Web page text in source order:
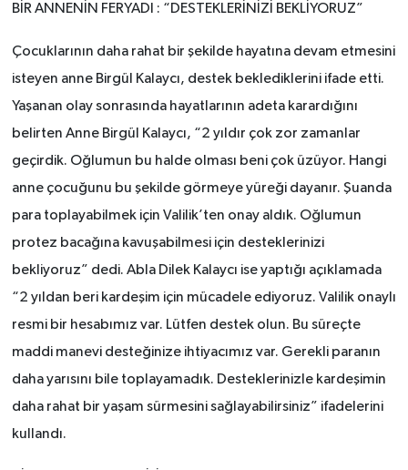
BİR ANNENİN FERYADI : “DESTEKLERİNİZİ BEKLİYORUZ”
Çocuklarının daha rahat bir şekilde hayatına devam etmesini
isteyen anne Birgül Kalaycı, destek beklediklerini ifade etti.
Yaşanan olay sonrasında hayatlarının adeta karardığını
belirten Anne Birgül Kalaycı, “2 yıldır çok zor zamanlar
geçirdik. Oğlumun bu halde olması beni çok üzüyor. Hangi
anne çocuğunu bu şekilde görmeye yüreği dayanır. Şuanda
para toplayabilmek için Valilik’ten onay aldık. Oğlumun
protez bacağına kavuşabilmesi için desteklerinizi
bekliyoruz” dedi. Abla Dilek Kalaycı ise yaptığı açıklamada
“2 yıldan beri kardeşim için mücadele ediyoruz. Valilik onaylı
resmi bir hesabımız var. Lütfen destek olun. Bu süreçte
maddi manevi desteğinize ihtiyacımız var. Gerekli paranın
daha yarısını bile toplayamadık. Desteklerinizle kardeşimin
daha rahat bir yaşam sürmesini sağlayabilirsiniz” ifadelerini
kullandı.